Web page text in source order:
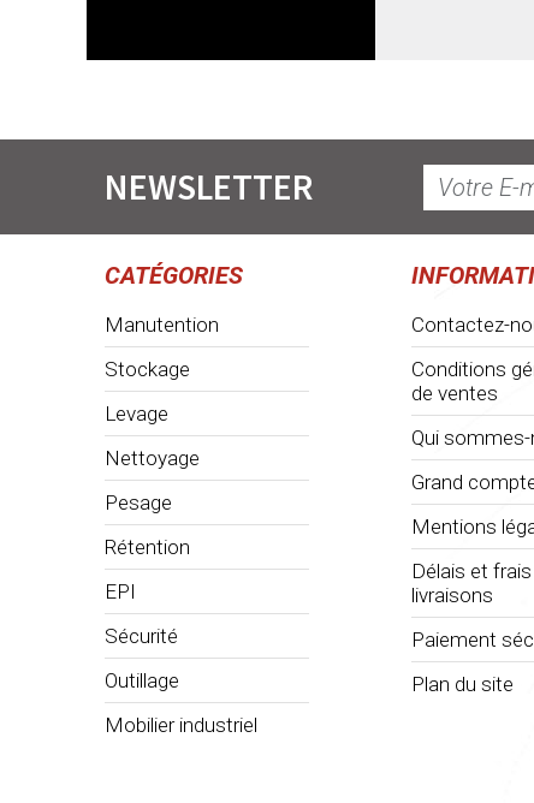
NEWSLETTER
CATÉGORIES
Manutention
Stockage
Levage
Nettoyage
Pesage
Rétention
EPI
Sécurité
Outillage
Mobilier industriel
Contactez-
Conditions
de ventes
Qui
Grand
Mentions
Délais et
livraisons
Paiement
Plan du site